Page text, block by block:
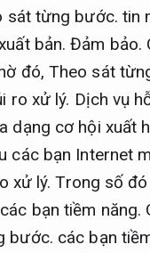
sát từng bước. tin
bản.Đảm bảo.
đó, Theo sát
ro xử lý. Dịch vụ
dạng cơ hội xuất
các bạn Internet
xử lý. Trong số
bạn tiềm năng.
bước. các bạn